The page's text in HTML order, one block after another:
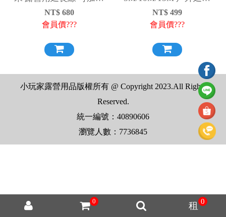
租 0
0
收納袋 動力線
NT$ 680
會員價???
動力線 延長線 電線
NT$ 499
會員價???
小玩家露營用品版權所有 @ Copyright 2023.All Rights
Reserved.
統一編號：40890606
瀏覽人數：7736845